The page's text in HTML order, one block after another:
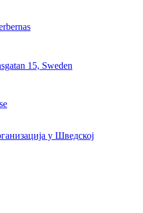
15, Sweden
у Шведској